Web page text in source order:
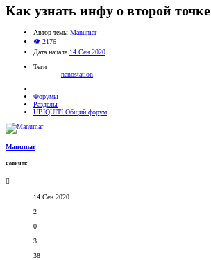
Как узнать инфу о второй точке
Автор темы Manumar
👁 2176
Дата начала 14 Сен 2020
Теги
nanostation
Форумы
Разделы
UBIQUITI Общий форум
Manumar
новичок
14 Сен 2020
2
0
3
38